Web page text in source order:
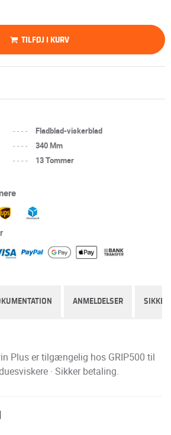
TILFØJ I KURV
----
Fladblad-viskerblad
----
340 Mm
---- 13 Tommer
ANMELDELSER
Plus er tilgængelig hos GRIP500 til
· Sikker betaling.